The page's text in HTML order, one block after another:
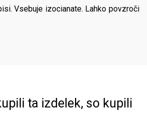
Vsebuje izocianate. Lahko povzroči
ta izdelek, so kupili